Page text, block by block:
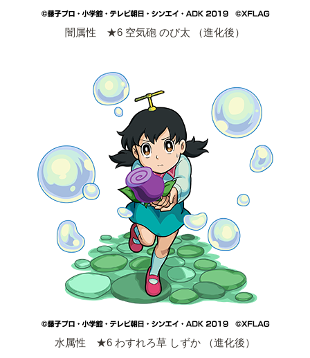
闇属性 ★6 空気砲 のび太 （進化後）
水属性 ★6 わすれろ草 しずか （進化後）